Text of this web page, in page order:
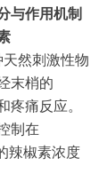
与作用机制
天然刺激性物
末梢的
痛反应。
制在
辣椒素浓度